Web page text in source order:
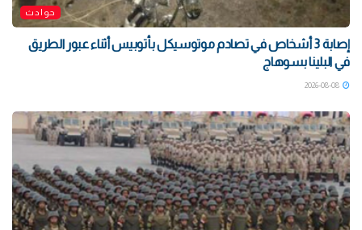
حوادث
إصابة 3 أشخاص في تصادم موتوسيكل بأتوبيس أثناء عبور الطريق
في البلينا بسوهاج